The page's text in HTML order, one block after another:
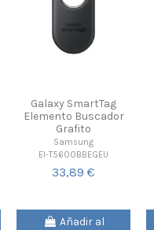
Galaxy SmartTag
Elemento Buscador
Grafito
Samsung
EI-T5600BBEGEU
33,89 €
Añadir al